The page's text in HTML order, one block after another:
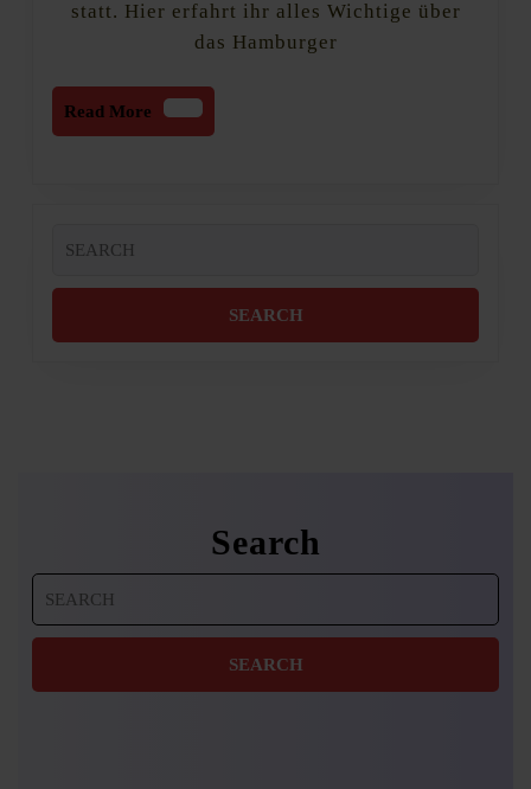
statt. Hier erfahrt ihr alles Wichtige über
das Hamburger
Read More
Read
More
for:
Search
for: